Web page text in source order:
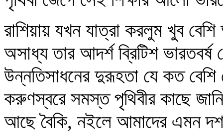
রাশিয়ায় যখন যাত্রা করলুম খুব
অসাধ্য তার আদর্শ ব্রিটিশ
উন্নতিসাধনের দুরূহতা যে কত বেশি
করুণস্বরে সমস্ত পৃথিবীর কাছে
আছে বৈকি, নইলে আমাদের এমন